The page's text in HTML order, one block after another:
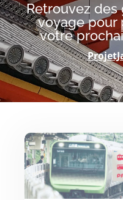
Retrouvez
voyage pour
votre